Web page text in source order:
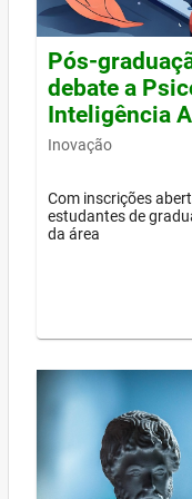
Pós-
debate a
Inteligência
Inovação
Com inscrições
estudantes de
da área